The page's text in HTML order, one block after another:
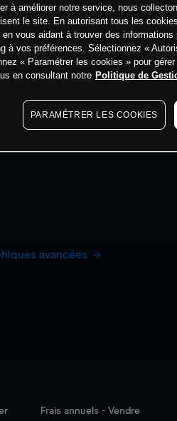
avancées
Frais annuels - Vendre
à améliorer notre service, nous
le site. En autorisant tous les
en vous aidant à trouver des
à vos préférences. Sélectionnez «
« Paramétrer les cookies » pour
en consultant notre Politique de
PARAMÉTRER LES COOKIES